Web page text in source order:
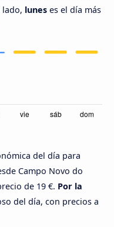
lado, lunes es el día más
del día para
Campo Novo do
de 19 €. Por la
del día, con precios a